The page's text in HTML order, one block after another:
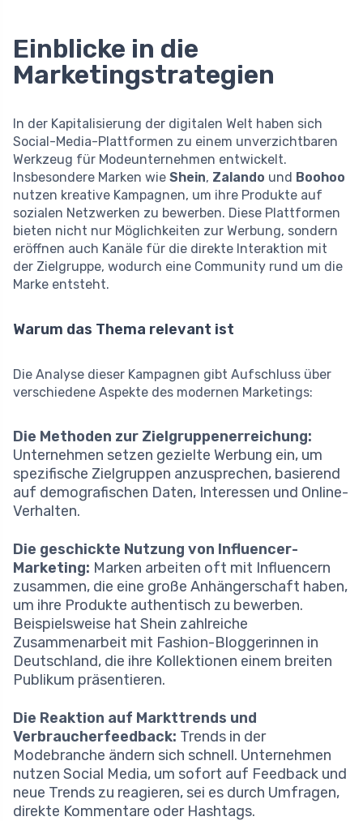
Einblicke in die
Marketingstrategien
In der Kapitalisierung der digitalen Welt haben sich
Social-Media-Plattformen zu einem unverzichtbaren
Werkzeug für Modeunternehmen entwickelt.
Insbesondere Marken wie Shein, Zalando und Boohoo
nutzen kreative Kampagnen, um ihre Produkte auf
sozialen Netzwerken zu bewerben. Diese Plattformen
bieten nicht nur Möglichkeiten zur Werbung, sondern
eröffnen auch Kanäle für die direkte Interaktion mit
der Zielgruppe, wodurch eine Community rund um die
Marke entsteht.
Warum das Thema relevant ist
Die Analyse dieser Kampagnen gibt Aufschluss über
verschiedene Aspekte des modernen Marketings:
Die Methoden zur Zielgruppenerreichung:
Unternehmen setzen gezielte Werbung ein, um
spezifische Zielgruppen anzusprechen, basierend
auf demografischen Daten, Interessen und Online-
Verhalten.
Die geschickte Nutzung von Influencer-
Marketing: Marken arbeiten oft mit Influencern
zusammen, die eine große Anhängerschaft haben,
um ihre Produkte authentisch zu bewerben.
Beispielsweise hat Shein zahlreiche
Zusammenarbeit mit Fashion-Bloggerinnen in
Deutschland, die ihre Kollektionen einem breiten
Publikum präsentieren.
Die Reaktion auf Markttrends und
Verbraucherfeedback: Trends in der
Modebranche ändern sich schnell. Unternehmen
nutzen Social Media, um sofort auf Feedback und
neue Trends zu reagieren, sei es durch Umfragen,
direkte Kommentare oder Hashtags.